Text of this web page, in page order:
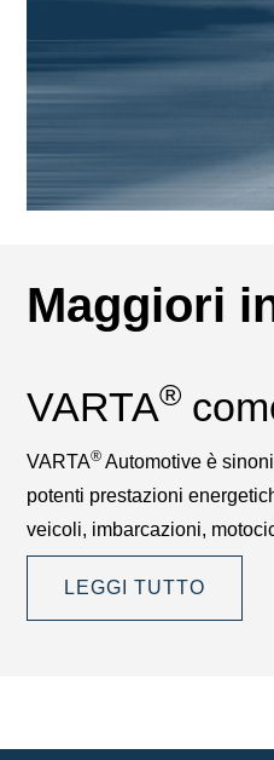
Maggiori
VARTA®
VARTA® Automotive è
potenti prestazioni
veicoli, imbarcazioni,
LEGGI TUTTO